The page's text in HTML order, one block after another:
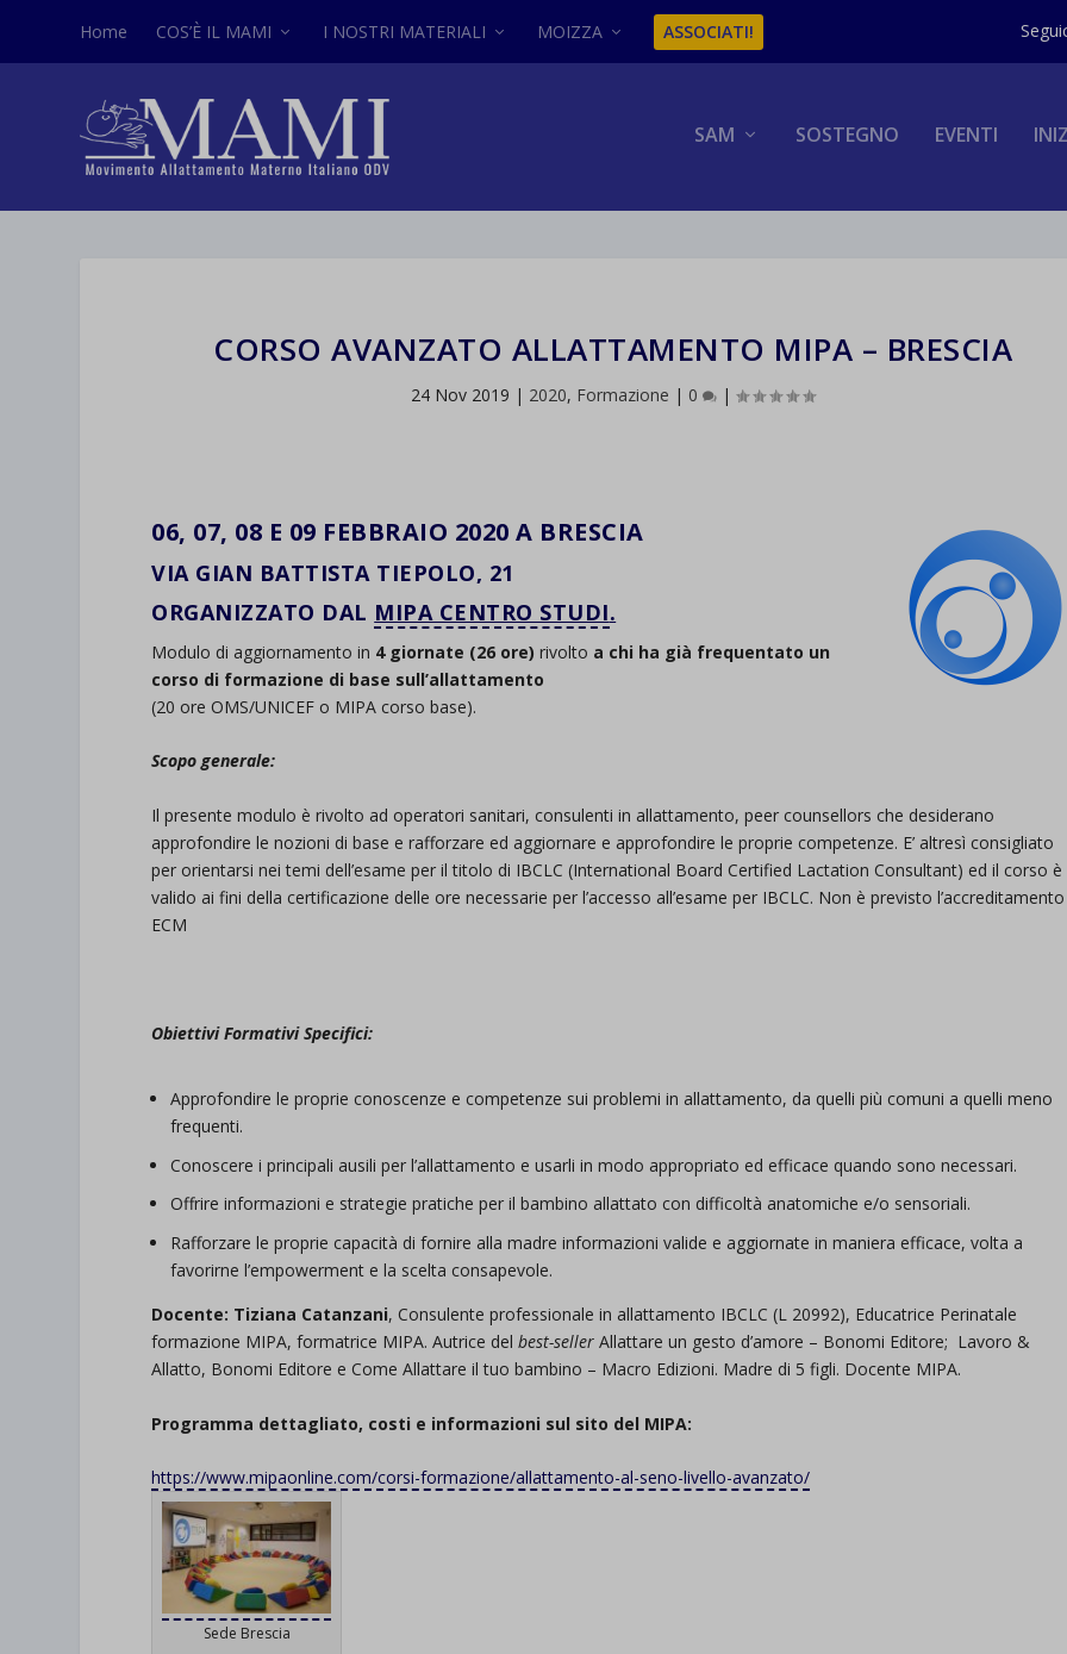
Home COS’È IL MAMI I NOSTRI MATERIALI MOIZZA ASSOCIATI!
SAM SOSTEGNO EVENTI
CORSO AVANZATO ALLATTAMENTO MIPA – BRESCIA
24 Nov 2019 | 2020, Formazione | 0 |
06, 07, 08 E 09 FEBBRAIO 2020 A BRESCIA
VIA GIAN BATTISTA TIEPOLO, 21
ORGANIZZATO DAL MIPA CENTRO STUDI.
Modulo di aggiornamento in 4 giornate (26 ore)rivolto a chi ha già frequentato un
corso di formazione di base sull’allattamento
(20 ore OMS/UNICEF o MIPA corso base).
Scopo generale:
Il presente modulo è rivolto ad operatori sanitari, consulenti in allattamento, peer counsellors che desiderano
approfondire le nozioni di base e rafforzare ed aggiornare e approfondire le proprie competenze. E’ altresì consigliato
per orientarsi nei temi dell’esame per il titolo di IBCLC (International Board Certified Lactation Consultant) ed il corso è
valido ai fini della certificazione delle ore necessarie per l’accesso all’esame per IBCLC. Non è previsto l’accreditamento
ECM
Obiettivi Formativi Specifici:
Approfondire le proprie conoscenze e competenze sui problemi in allattamento, da quelli più comuni a quelli meno
frequenti.
Conoscere i principali ausili per l’allattamento e usarli in modo appropriato ed efficace quando sono necessari.
Offrire informazioni e strategie pratiche per il bambino allattato con difficoltà anatomiche e/o sensoriali.
Rafforzare le proprie capacità di fornire alla madre informazioni valide e aggiornate in maniera efficace, volta a
favorirne l’empowerment e la scelta consapevole.
Docente: Tiziana Catanzani, Consulente professionale in allattamento IBCLC (L 20992), Educatrice Perinatale
formazione MIPA, formatrice MIPA. Autrice delbest-seller Allattare un gesto d’amore – Bonomi Editore; Lavoro &
Allatto, Bonomi Editore e Come Allattare il tuo bambino – Macro Edizioni. Madre di 5 figli. Docente MIPA.
Programma dettagliato, costi e informazioni sul sito del MIPA:
https://www.mipaonline.com/corsi-formazione/allattamento-al-seno-livello-avanzato/
Sede Brescia